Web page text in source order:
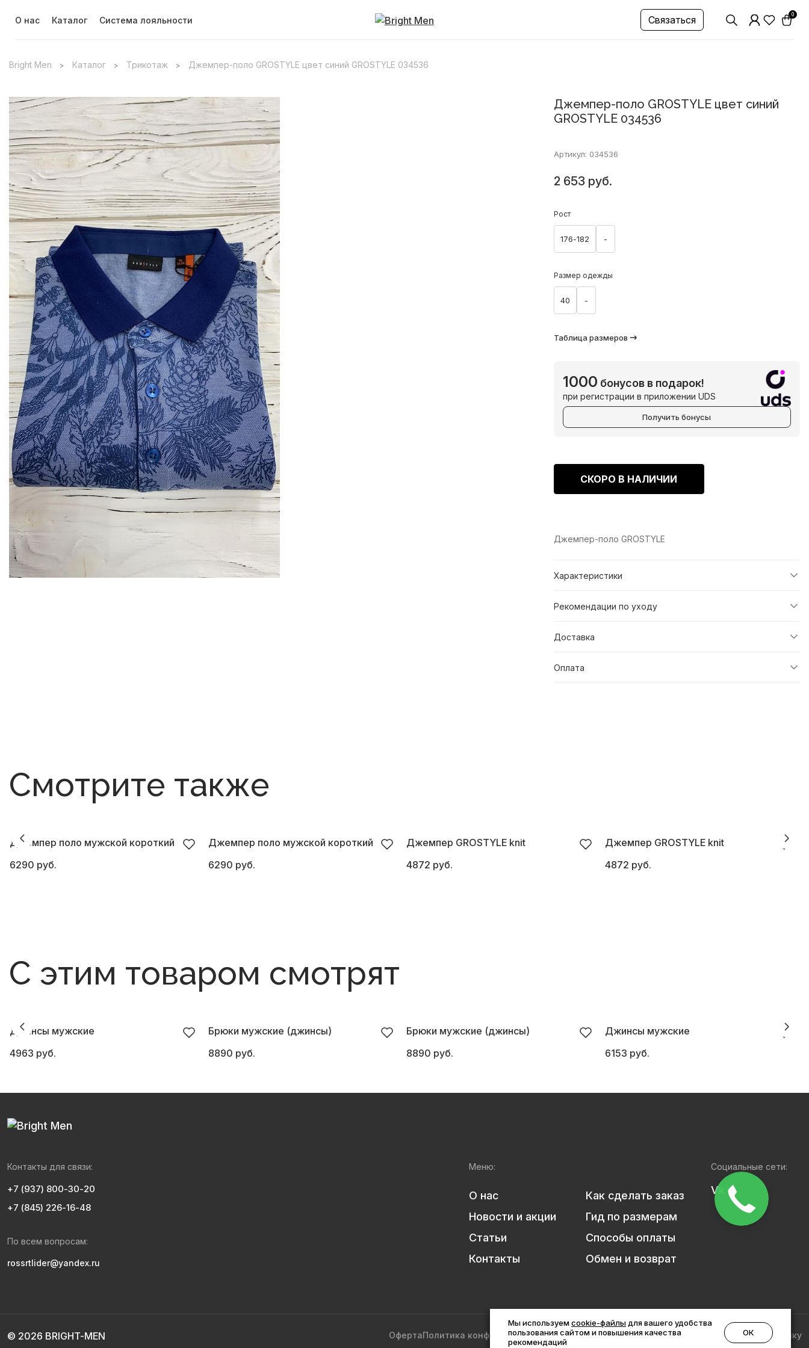
О нас Каталог Система лояльности Связаться 0
Bright Men > Каталог > Трикотаж > Джемпер-поло GROSTYLE цвет синий GROSTYLE 034536
Джемпер-поло GROSTYLE цвет синий
GROSTYLE 034536
Артикул: 034536
2 653 руб.
Рост
176-182 -
Размер одежды
40 -
Таблица размеров
1000 бонусов в подарок!
при регистрации в приложении UDS
Получить бонусы
СКОРО В НАЛИЧИИ
Джемпер-поло GROSTYLE
Характеристики
Рекомендации по уходу
Доставка
Оплата
Смотрите также
Джемпер поло мужской короткий
6290 руб.
Джемпер поло мужской короткий
6290 руб.
Джемпер GROSTYLE knit
4872 руб.
Джемпер GROSTYLE knit
4872 руб.
С этим товаром смотрят
Джинсы мужские
4963 руб.
Брюки мужские (джинсы)
8890 руб.
Брюки мужские (джинсы)
8890 руб.
Джинсы мужские
6153 руб.
Контакты для связи:
+7 (937) 800-30-20
+7 (845) 226-16-48
По всем вопросам:
rossrtlider@yandex.ru
Меню:
О нас
Новости и акции
Статьи
Контакты
Как сделать заказ
Гид по размерам
Способы оплаты
Обмен и возврат
Социальные сети:
Vk
© 2026 BRIGHT-MEN ОфертаПолитика конфиденциальностиПользовательское соглашение Согласие на рассылку
ОК
Мы используемcookie-файлы для вашего удобства
пользования сайтом и повышения качества
рекомендаций